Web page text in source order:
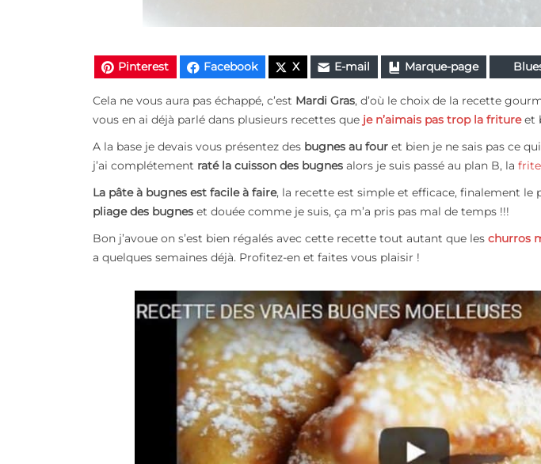
Pinterest Facebook X E-mail Marque-page
Cela ne vous aura pas échappé, c’est Mardi Gras, d’où le choix de la recette
vous en ai déjà parlé dans plusieurs recettes que je n’aimais pas trop la fritureet
A la base je devais vous présentez des bugnes au four et bien je ne sais pas ce
j’ai complétement raté la cuisson des bugnes alors je suis passé au plan B, la
La pâte à bugnes est facile à faire, la recette est simple et efficace, finalement le
pliage des bugnes et douée comme je suis, ça m’a pris pas mal de temps !!!
Bon j’avoue on s’est bien régalés avec cette recette tout autant que les churros
a quelques semaines déjà. Profitez-en et faites vous plaisir !